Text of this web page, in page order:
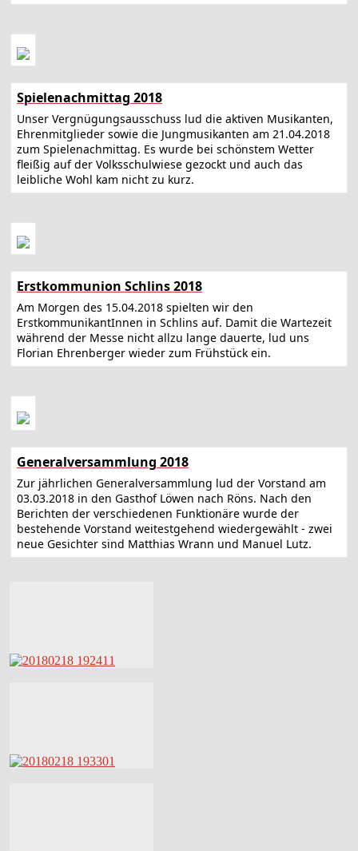
Spielenachmittag 2018
Unser Vergnügungsausschuss lud die aktiven Musikanten,
Ehrenmitglieder sowie die Jungmusikanten am 21.04.2018
zum Spielenachmittag. Es wurde bei schönstem Wetter
fleißig auf der Volksschulwiese gezockt und auch das
leibliche Wohl kam nicht zu kurz.
Erstkommunion Schlins 2018
Am Morgen des 15.04.2018 spielten wir den
ErstkommunikantInnen in Schlins auf. Damit die Wartezeit
während der Messe nicht allzu lange dauerte, lud uns
Florian Ehrenberger wieder zum Frühstück ein.
Generalversammlung 2018
Zur jährlichen Generalversammlung lud der Vorstand am
03.03.2018 in den Gasthof Löwen nach Röns. Nach den
Berichten der verschiedenen Funktionäre wurde der
bestehende Vorstand weitestgehend wiedergewählt - zwei
neue Gesichter sind Matthias Wrann und Manuel Lutz.